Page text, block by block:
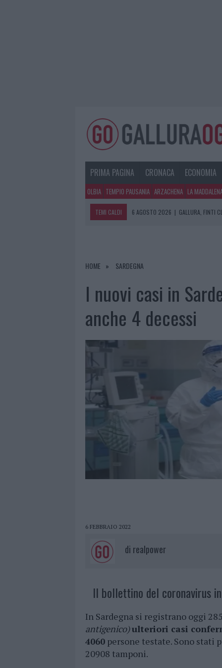
PRIMA PAGINA CRONACA ECONOMIA
OLBIA TEMPIO PAUSANIA ARZACHENA LA
TEMI CALDI 6 AGOSTO 2026 | GALLURA, FINTI
6 AGOSTO 2026
HOME SARDEGNA
I nuovi casi in
anche 4 decessi
6 FEBBRAIO 2022
di realpower
Il bollettino del coronavirus
In Sardegna si registrano oggi
antigenico)ulteriori casi
4060 persone testate. Sono stati
20908 tamponi.